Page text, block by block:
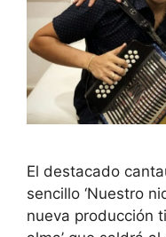
El destacado
sencillo ‘Nuestro
nueva producción